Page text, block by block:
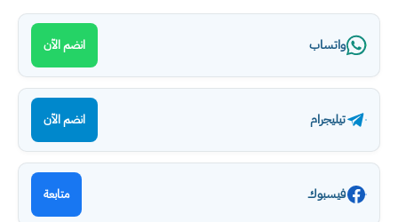
واتساب انضم الآن
تيليجرام انضم الآن
فيسبوك متابعة